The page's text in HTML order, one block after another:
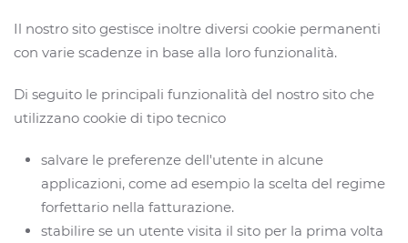
Il nostro sito gestisce inoltre diversi cookie permanenti
con varie scadenze in base alla loro funzionalità.
Di seguito le principali funzionalità del nostro sito che
utilizzano cookie di tipo tecnico
salvare le preferenze dell'utente in alcune
applicazioni, come ad esempio la scelta del regime
forfettario nella fatturazione.
stabilire se un utente visita il sito per la prima volta